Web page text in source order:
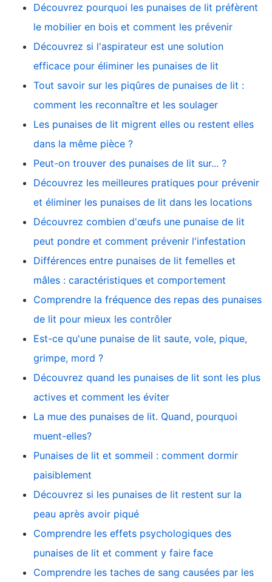
Découvrez pourquoi les punaises de lit préfèrent
le mobilier en bois et comment les prévenir
Découvrez si l'aspirateur est une solution
efficace pour éliminer les punaises de lit
Tout savoir sur les piqûres de punaises de lit :
comment les reconnaître et les soulager
Les punaises de lit migrent elles ou restent elles
dans la même pièce ?
Peut-on trouver des punaises de lit sur... ?
Découvrez les meilleures pratiques pour prévenir
et éliminer les punaises de lit dans les locations
Découvrez combien d'œufs une punaise de lit
peut pondre et comment prévenir l'infestation
Différences entre punaises de lit femelles et
mâles : caractéristiques et comportement
Comprendre la fréquence des repas des punaises
de lit pour mieux les contrôler
Est-ce qu'une punaise de lit saute, vole, pique,
grimpe, mord ?
Découvrez quand les punaises de lit sont les plus
actives et comment les éviter
La mue des punaises de lit. Quand, pourquoi
muent-elles?
Punaises de lit et sommeil : comment dormir
paisiblement
Découvrez si les punaises de lit restent sur la
peau après avoir piqué
Comprendre les effets psychologiques des
punaises de lit et comment y faire face
Comprendre les taches de sang causées par les